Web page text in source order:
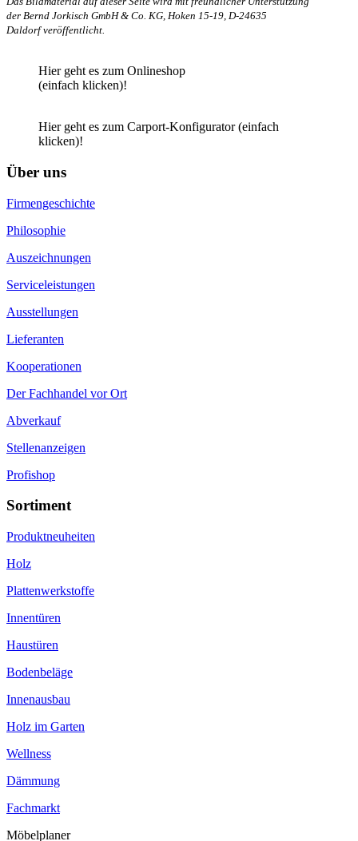
der Bernd Jorkisch GmbH & Co. KG, Hoken 15-19, D-24635
Daldorf veröffentlicht.
Hier geht es zum Onlineshop
(einfach klicken)!
Hier geht es zum Carport-Konfigurator (einfach
klicken)!
Über uns
Firmengeschichte
Philosophie
Auszeichnungen
Serviceleistungen
Ausstellungen
Lieferanten
Kooperationen
Der Fachhandel vor Ort
Abverkauf
Stellenanzeigen
Profishop
Sortiment
Produktneuheiten
Holz
Plattenwerkstoffe
Innentüren
Haustüren
Bodenbeläge
Innenausbau
Holz im Garten
Wellness
Dämmung
Fachmarkt
Möbelplaner